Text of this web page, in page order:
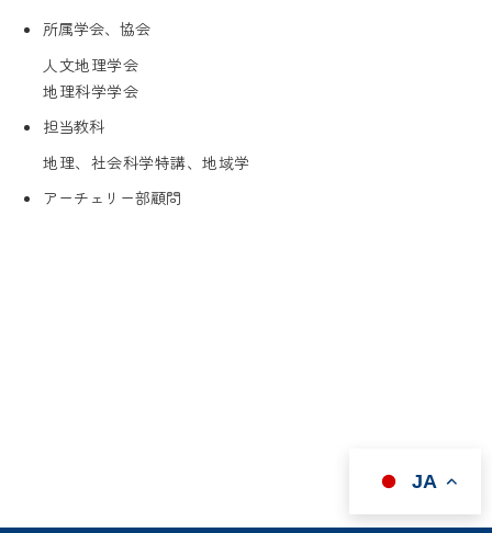
所属学会、協会
人文地理学会
地理科学学会
担当教科
地理、社会科学特講、地域学
アーチェリー部顧問
JA